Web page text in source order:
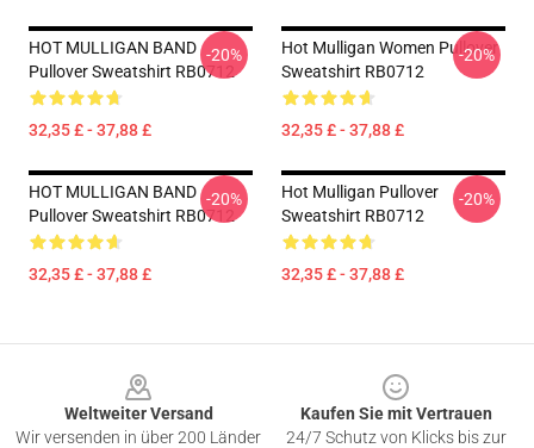
HOT MULLIGAN BAND
Pullover Sweatshirt RB0712
32,35 £ - 37,88 £
-20%
Hot Mulligan Women Pullover
Sweatshirt RB0712
32,35 £ - 37,88 £
-20%
HOT MULLIGAN BAND
Pullover Sweatshirt RB0712
32,35 £ - 37,88 £
-20%
Hot Mulligan Pullover
Sweatshirt RB0712
32,35 £ - 37,88 £
-20%
Weltweiter Versand
Wir versenden in über 200 Länder
Kaufen Sie mit Vertrauen
24/7 Schutz von Klicks bis zur